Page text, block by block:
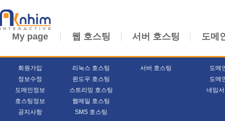
My page 웹 호스팅 서버 호스팅 도메
회원가입
정보수정
도메인정보
호스팅정보
공지사항
리눅스 호스팅
윈도우 호스팅
스트리밍 호스팅
웹메일 호스팅
SMS 호스팅
서버 호스팅
도메
도메
네임